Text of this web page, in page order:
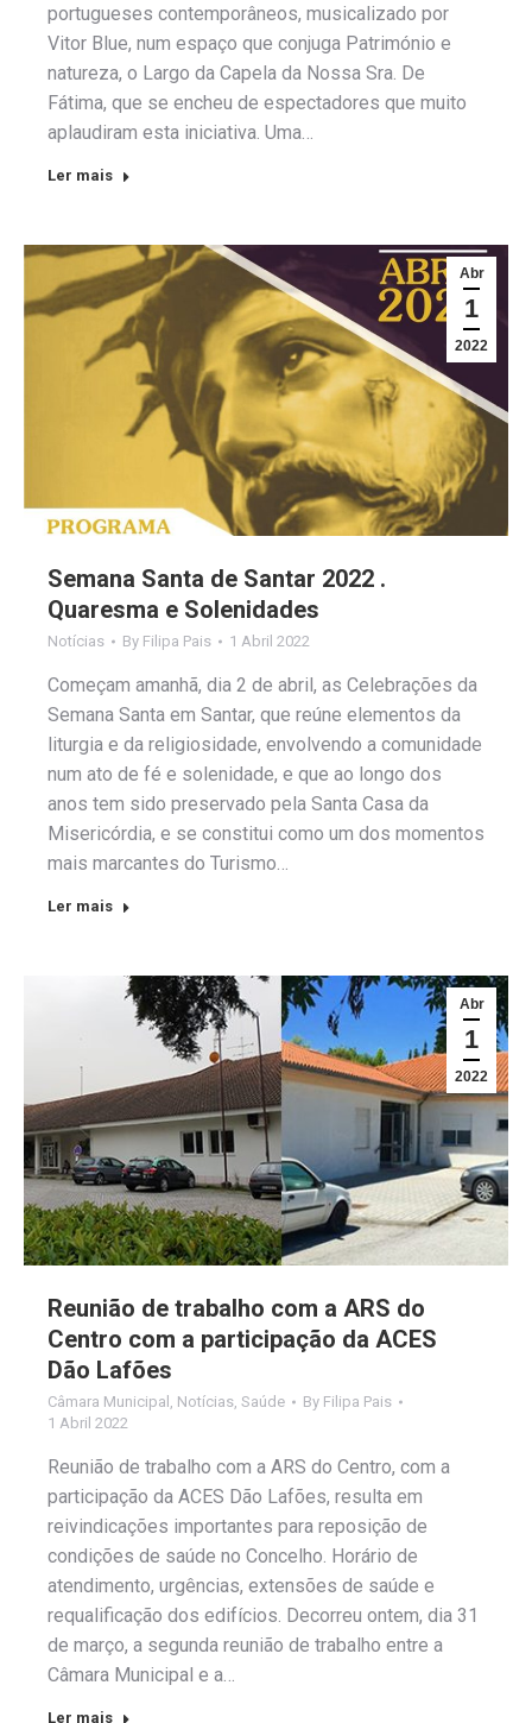
portugueses contemporâneos, musicalizado por
Vitor Blue, num espaço que conjuga Património e
natureza, o Largo da Capela da Nossa Sra. De
Fátima, que se encheu de espectadores que muito
aplaudiram esta iniciativa. Uma…
Ler mais
Abr
1
2022
Semana Santa de Santar 2022 .
Quaresma e Solenidades
Notícias By Filipa Pais 1 Abril 2022
Começam amanhã, dia 2 de abril, as Celebrações da
Semana Santa em Santar, que reúne elementos da
liturgia e da religiosidade, envolvendo a comunidade
num ato de fé e solenidade, e que ao longo dos
anos tem sido preservado pela Santa Casa da
Misericórdia, e se constitui como um dos momentos
mais marcantes do Turismo…
Ler mais
Abr
1
2022
Reunião de trabalho com a ARS do
Centro com a participação da ACES
Dão Lafões
Câmara Municipal , Notícias, Saúde By Filipa Pais
1 Abril 2022
Reunião de trabalho com a ARS do Centro, com a
participação da ACES Dão Lafões, resulta em
reivindicações importantes para reposição de
condições de saúde no Concelho. Horário de
atendimento, urgências, extensões de saúde e
requalificação dos edifícios. Decorreu ontem, dia 31
de março, a segunda reunião de trabalho entre a
Câmara Municipal e a…
Ler mais